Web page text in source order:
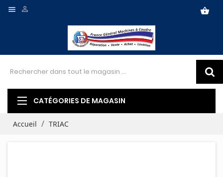
 shopping_basket

CATÉGORIES DE MAGASIN
Accueil TRIAC